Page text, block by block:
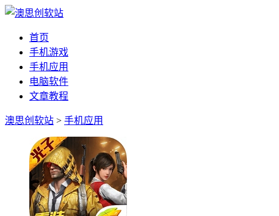
首页
手机游戏
手机应用
电脑软件
文章教程
澳思创软站 > 手机应用